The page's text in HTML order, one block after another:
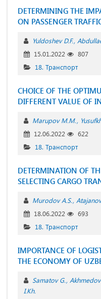
DETERMINING THE
ON PASSENGER
Yuldoshev D.F.
15.01.2022
807
18. Транспорт
CHOICE OF THE
DIFFERENT VALUE OF
Marupov M.M.
12.06.2022
622
18. Транспорт
DETERMINATION OF
SELECTING CARGO
Murodov A.S.
18.06.2022
693
18. Транспорт
IMPORTANCE OF
THE ECONOMY OF
Samatov G. Akhmedov
I.Kh.